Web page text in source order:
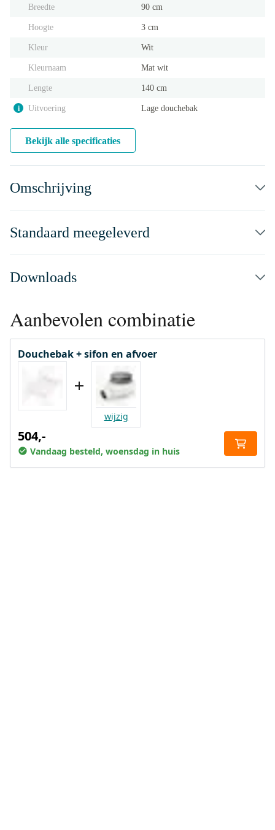
Breedte 90 cm
Hoogte 3 cm
Kleur Wit
Kleurnaam Mat wit
Lengte 140 cm
i Uitvoering Lage douchebak
Bekijk alle specificaties
Omschrijving
Standaard meegeleverd
Downloads
Aanbevolen combinatie
Douchebak + sifon en afvoer
wijzig
504,-
Vandaag besteld, woensdag in huis